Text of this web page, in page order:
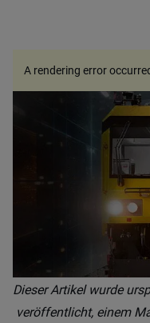
Dieser Artikel wurde
veröffentlicht, einem
A rendering error